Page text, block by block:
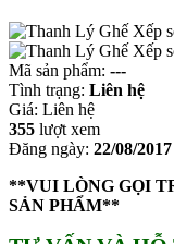
Mã sản phẩm: ---
Tình trạng: Liên hệ
Giá: Liên hệ
355 lượt xem
Đăng ngày: 22/08/2017
**VUI LÒNG GỌI
SẢN PHẨM**